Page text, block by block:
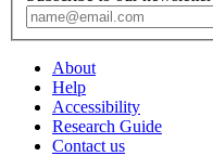
About
Help
Accessibility
Research Guide
Contact us